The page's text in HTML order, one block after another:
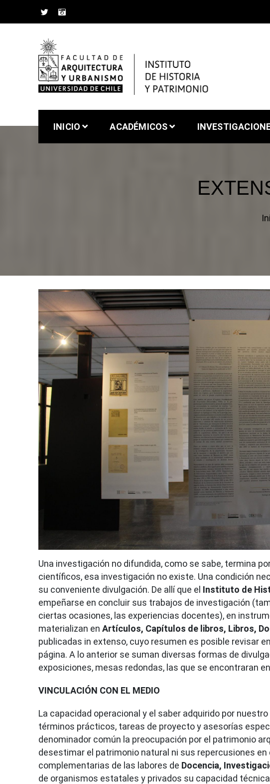
Instituto de Historia y
INICIO ACADÉMICOS
Una investigación no difundida, como se sabe, termina
científicos, esa investigación no existe. Una condición
su conveniente divulgación. De allí que el Instituto de
empeñarse en concluir sus trabajos de investigación
ciertas ocasiones, las experiencias docentes), en
materializan en Artículos, Capítulos de libros, Libros,
publicadas in extenso, cuyo resumen es posible revisar
página. A lo anterior se suman diversas formas de
exposiciones, mesas redondas, las que se encontraran
VINCULACIÓN CON EL MEDIO
La capacidad operacional y el saber adquirido por
términos prácticos, tareas de proyecto y asesorías
denominador común la preocupación por el patrimonio
desestimar el patrimonio natural ni sus repercusiones
complementarias de las labores de Docencia,
de organismos estatales y privados su capacidad